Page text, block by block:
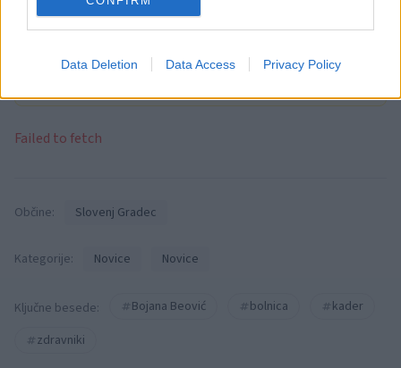
Data Deletion Data Access Privacy Policy
posameznik kazensko odgovoren za javno spodbujanje
rasističnimi, diskriminatornimi ali nezakonitimi vsebinami bodo
Failed to fetch
Občine: Slovenj Gradec
Kategorije: Novice Novice
Ključne besede: Bojana Beović bolnica
kader
zdravniki